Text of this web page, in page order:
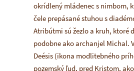
okrídlený mládenec s nimbom,
čele prepásané stuhou s
Atribútmi sú žezlo a kruh, ktoré
podobne ako archanjel Michal.
Deésis (ikona modlitebného
pozemský ľud, pred Kristom,